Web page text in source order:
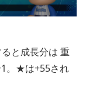
と成長分は 重
。★は+55され